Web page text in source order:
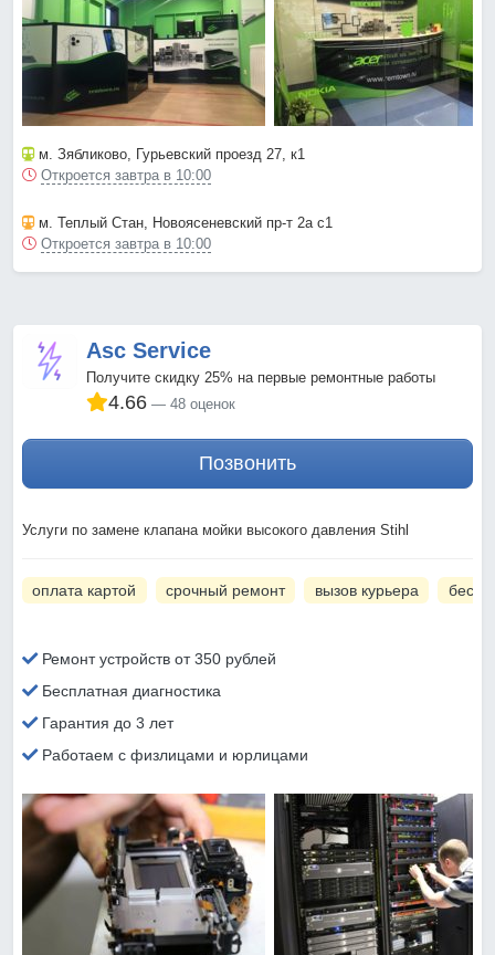
м. Зябликово, Гурьевский проезд 27, к1
Откроется завтра в 10:00
м. Теплый Стан, Новоясеневский пр-т 2а с1
Откроется завтра в 10:00
Asc Service
Получите скидку 25% на первые ремонтные работы
4.66 48 оценок
Позвонить
Услуги по замене клапана мойки высокого давления Stihl
оплата картой срочный ремонт вызов курьера
Ремонт устройств от 350 рублей
Бесплатная диагностика
Гарантия до 3 лет
Работаем с физлицами и юрлицами